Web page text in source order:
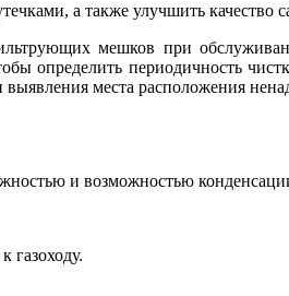
а также улучшить качество
мешков при
определить периодичность
места расположения
и возможностью
газоходу.